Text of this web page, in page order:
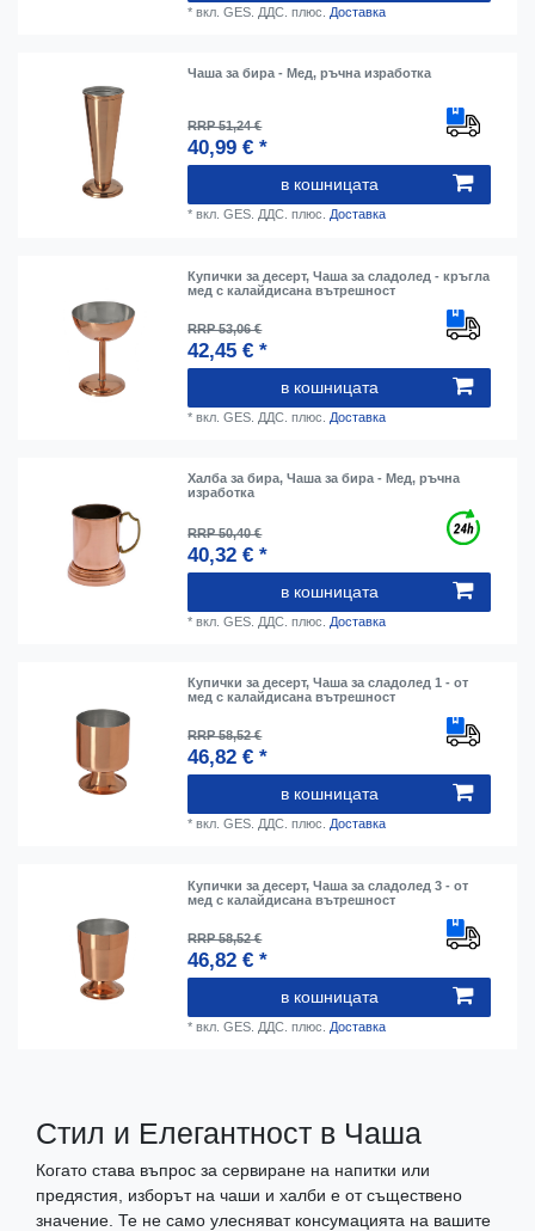
*вкл. GES. ДДС. плюс. Доставка
Чаша за бира - Мед, ръчна изработка
RRP 51,24 €
40,99 € *
в кошницата
*вкл. GES. ДДС. плюс.Доставка
Купички за десерт, Чаша за сладолед - кръгла
мед с калайдисана вътрешност
RRP 53,06 €
42,45 € *
в кошницата
*вкл. GES. ДДС. плюс. Доставка
Халба за бира, Чаша за бира - Мед, ръчна
изработка
RRP 50,40 €
40,32 € *
в кошницата
*вкл. GES. ДДС. плюс. Доставка
Купички за десерт, Чаша за сладолед 1 - от
мед с калайдисана вътрешност
RRP 58,52 €
46,82 € *
в кошницата
*вкл. GES. ДДС. плюс. Доставка
Купички за десерт, Чаша за сладолед 3 - от
мед с калайдисана вътрешност
RRP 58,52 €
46,82 € *
в кошницата
*вкл. GES. ДДС. плюс. Доставка
Стил и Елегантност в Чаша
Когато става въпрос за сервиране на напитки или
предястия, изборът на чаши и халби е от съществено
значение. Те не само улесняват консумацията на вашите